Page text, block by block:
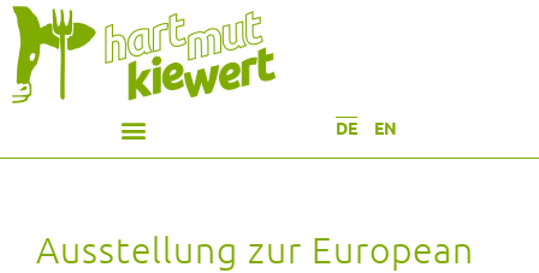
DE EN
Ausstellung zur European